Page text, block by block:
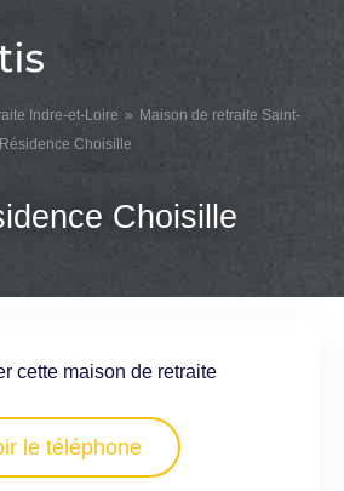
Indre-et-Loire
Maison de retraite Saint-
Choisille
Choisille
cette maison de retraite
le téléphone